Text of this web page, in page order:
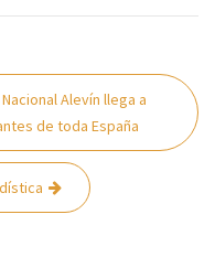
Alevín llega a
de toda España